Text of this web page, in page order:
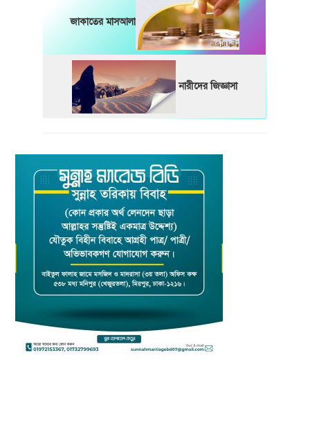
জাকাতের মাসআলা
নারীদের জিজ্ঞাসা